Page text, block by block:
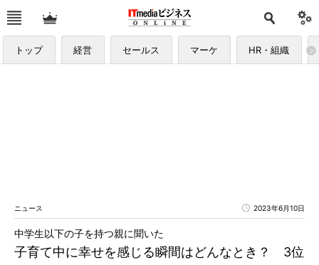
トップ 経営 セールス マーケ HR・組織
ニュース 2023年6月10日
子育て中に幸せを感じる瞬間はどんなとき？ 3位
中学生以下の子を持つ親に聞いた